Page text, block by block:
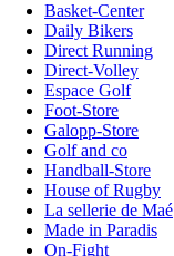
Basket-Center
Daily Bikers
Direct Running
Direct-Volley
Espace Golf
Foot-Store
Galopp-Store
Golf and co
Handball-Store
House of Rugby
La sellerie de Maé
Made in Paradis
On-Fight